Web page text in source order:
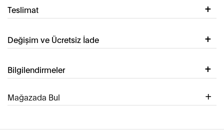
Teslimat
Değişim ve Ücretsiz İade
Bilgilendirmeler
Mağazada Bul